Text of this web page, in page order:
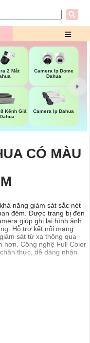
2 Mắt
Camera Ip Dome
Dahua
Kênh Giá
Camera Ip Dahua
CÓ MÀU
năng giám sát sắc nét
đêm. Được trang bị đèn
giúp ghi lại hình ảnh
Hỗ trợ kết nối mạng
sát từ xa thông qua
hơn. Công nghệ Full Color
thực, dễ dàng nhận
an ninh thông minh mới
for Object
ảnh sắt nét và chất
TiOC là sự lựa chọn